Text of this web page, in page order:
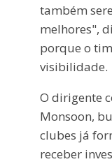
também
melhores",
porque o
visibilidade.
O dirigente
Monsoon,
clubes já
receber